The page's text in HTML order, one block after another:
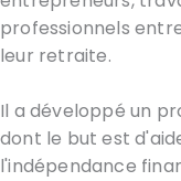
professionnels
leur retraite.
Il a développé un
dont le but est
l'indépendance